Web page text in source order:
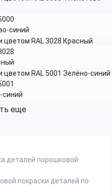
синий
синий
еще
деталей порошковой
покраски деталей по